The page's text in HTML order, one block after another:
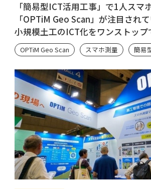
「簡易型ICT活用工事」で1人スマ
「OPTiM Geo Scan」が注目され
小規模土工のICT化をワンストップ
OPTiM Geo Scan スマホ測量 簡易